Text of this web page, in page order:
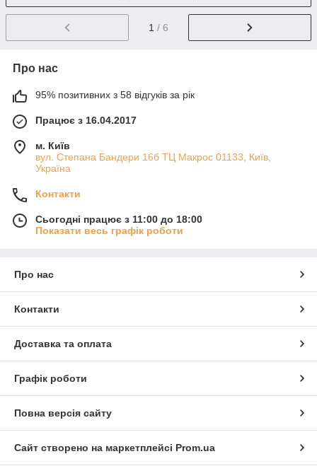
1 / 6
Про нас
95% позитивних з 58 відгуків за рік
Працює з 16.04.2017
м. Київ
вул. Степана Бандери 16б ТЦ Макрос 01133, Київ,
Україна
Контакти
Сьогодні працює з 11:00 до 18:00
Показати весь графік роботи
Про нас
Контакти
Доставка та оплата
Графік роботи
Повна версія сайту
Сайт створено на маркетплейсі Prom.ua